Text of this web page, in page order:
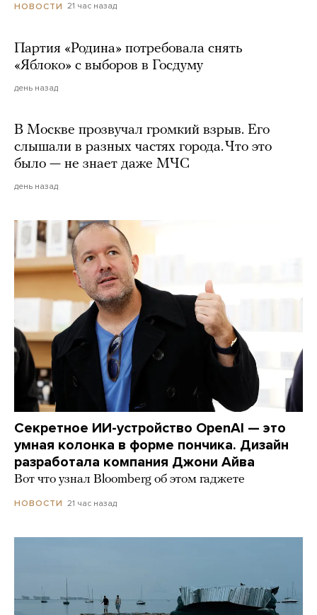
НОВОСТИ 21 час назад
Партия «Родина» потребовала снять
«Яблоко» с выборов в Госдуму
день назад
В Москве прозвучал громкий взрыв. Его
слышали в разных частях города. Что это
было — не знает даже МЧС
день назад
Секретное ИИ-устройство OpenAI — это
умная колонка в форме пончика. Дизайн
разработала компания Джони Айва
Вот что узнал Bloomberg об этом гаджете
НОВОСТИ 21 час назад